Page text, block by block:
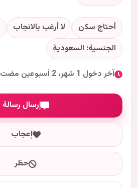
أحتاج سكن لا أرغب بالانجاب
الجنسية: السعودية
آخر دخول 1 شهر، 2 أسبوعين مضت
إرسال رسالة
إعجاب
حظر